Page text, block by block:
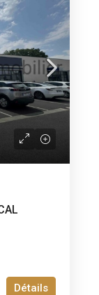
Détails